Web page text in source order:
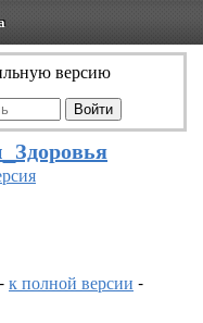
версию
-к полной версии -